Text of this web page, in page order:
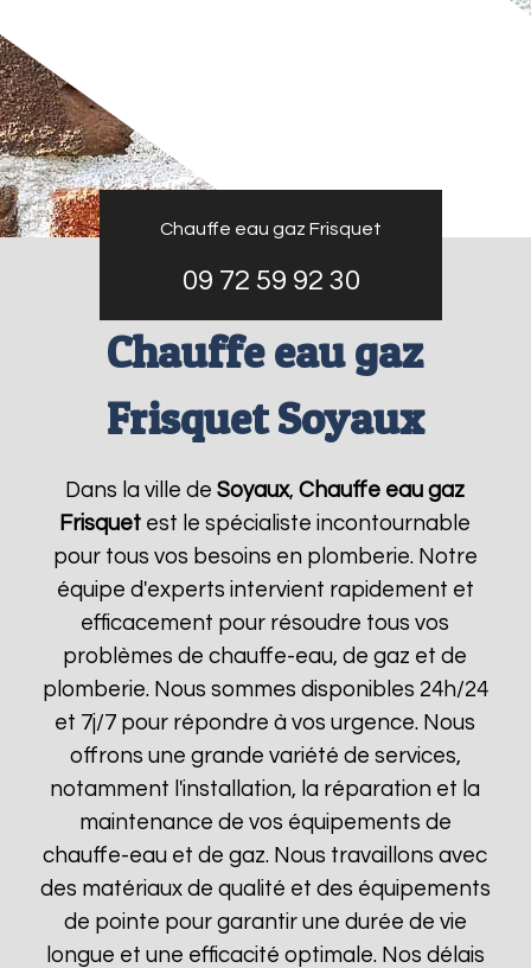
Chauffe eau gaz Frisquet
09 72 59 92 30
Chauffe eau gaz
Frisquet Soyaux
Dans la ville deSoyaux,Chauffe eau gaz
Frisquet est le spécialiste incontournable
pour tous vos besoins en plomberie. Notre
équipe d'experts intervient rapidement et
efficacement pour résoudre tous vos
problèmes de chauffe-eau, de gaz et de
plomberie. Nous sommes disponibles 24h/24
et 7j/7 pour répondre à vos urgence. Nous
offrons une grande variété de services,
notamment l'installation, la réparation et la
maintenance de vos équipements de
chauffe-eau et de gaz. Nous travaillons avec
des matériaux de qualité et des équipements
de pointe pour garantir une durée de vie
longue et une efficacité optimale. Nos délais